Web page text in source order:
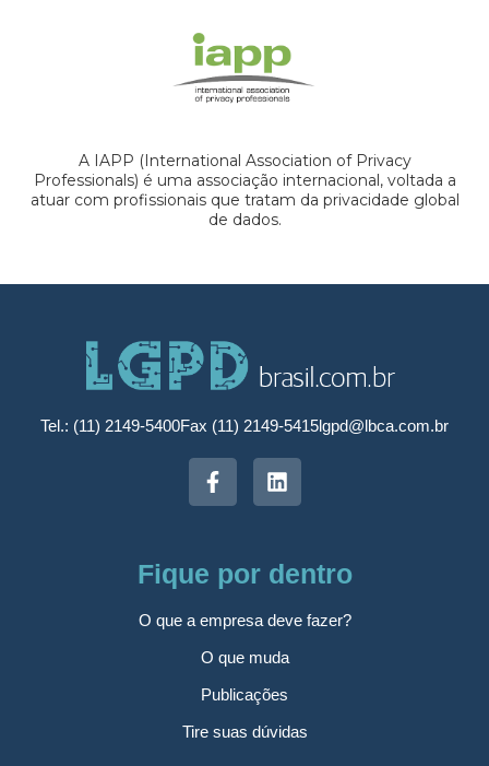
A IAPP (International Association of Privacy
Professionals) é uma associação internacional, voltada a
atuar com profissionais que tratam da privacidade global
de dados.
Tel.: (11) 2149-5400Fax (11) 2149-5415lgpd@lbca.com.br
Fique por dentro
O que a empresa deve fazer?
O que muda
Publicações
Tire suas dúvidas